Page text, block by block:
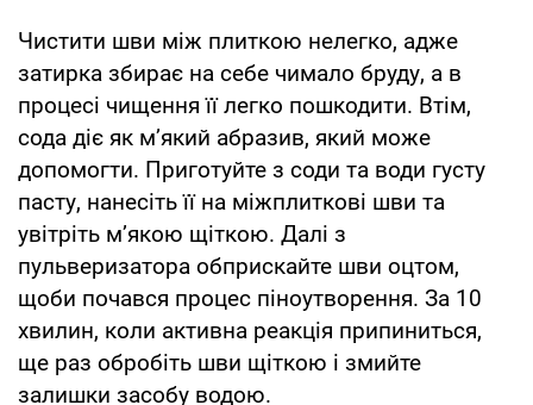
Чистити шви між плиткою нелегко, адже
затирка збирає на себе чимало бруду, а в
процесі чищення її легко пошкодити. Втім,
сода діє як м’який абразив, який може
допомогти. Приготуйте з соди та води густу
пасту, нанесіть її на міжплиткові шви та
увітріть м’якою щіткою. Далі з
пульверизатора обприскайте шви оцтом,
щоби почався процес піноутворення. За 10
хвилин, коли активна реакція припиниться,
ще раз обробіть шви щіткою і змийте
залишки засобу водою.